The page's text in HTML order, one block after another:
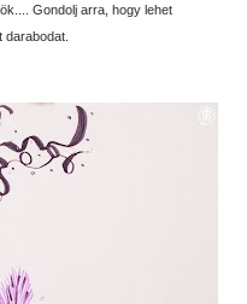
Gondolj arra, hogy lehet